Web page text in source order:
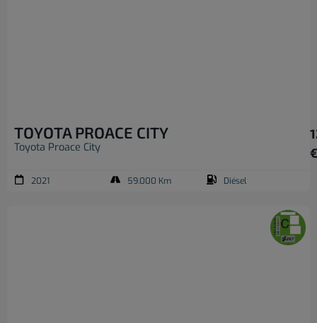
TOYOTA PROACE CITY
Toyota Proace City
2021 59.000 Km Diésel